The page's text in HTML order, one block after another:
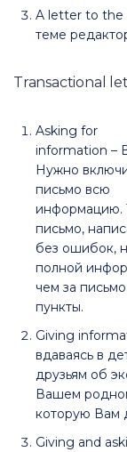
A letter to the
теме
Transactional
Asking for
information –
Нужно
письмо всю
информацию.
письмо,
без ошибок,
полной
чем за
пункты.
Giving
вдаваясь в
друзьям об
Вашем
которую Вам
Giving and